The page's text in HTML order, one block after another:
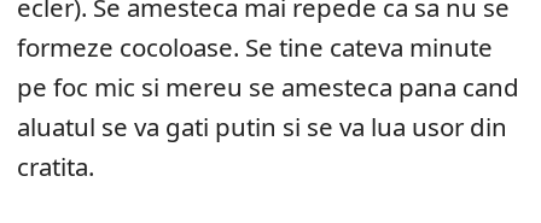
ecler). Se amesteca mai repede ca sa nu se
formeze cocoloase. Se tine cateva minute
pe foc mic si mereu se amesteca pana cand
aluatul se va gati putin si se va lua usor din
cratita.